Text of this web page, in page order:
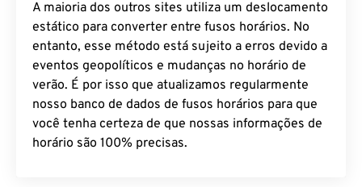
A maioria dos outros sites utiliza um deslocamento
estático para converter entre fusos horários. No
entanto, esse método está sujeito a erros devido a
eventos geopolíticos e mudanças no horário de
verão. É por isso que atualizamos regularmente
nosso banco de dados de fusos horários para que
você tenha certeza de que nossas informações de
horário são 100% precisas.